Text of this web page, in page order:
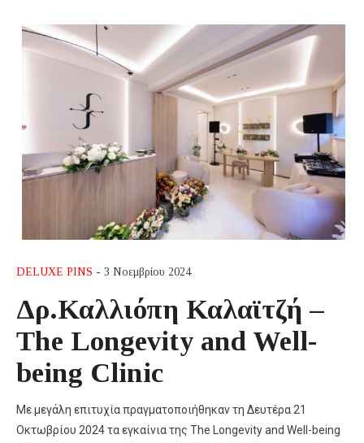
DELUXE PINS - 3 Νοεμβρίου 2024
Δρ.Καλλιόπη Καλαϊτζή –
The Longevity and Well-
being Clinic
Με μεγάλη επιτυχία πραγματοποιήθηκαν τη Δευτέρα 21
Οκτωβρίου 2024 τα εγκαίνια της The Longevity and Well-being